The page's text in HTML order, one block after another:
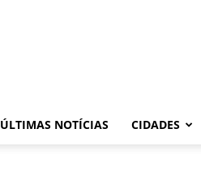
ÚLTIMAS NOTÍCIAS CIDADES